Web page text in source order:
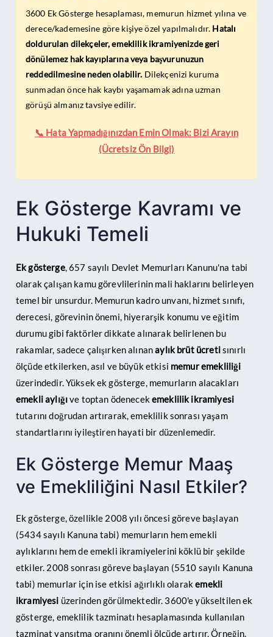
3600 Ek Gösterge hesaplaması, memurun hizmet yılına ve
derece/kademesine göre kişiye özel yapılmalıdır. Hatalı
doldurulan dilekçeler, emeklilik ikramiyenizde geri
dönülemez hak kayıplarına veya başvurunuzun
reddedilmesine neden olabilir. Dilekçenizi kuruma
sunmadan önce hak kaybı yaşamamak adına uzman
görüşü almanız tavsiye edilir.
📞 Hata Yapmadığınızdan Emin Olmak: Bizi Arayın
(Ücretsiz Ön Bilgi)
Ek Gösterge Kavramı ve
Hukuki Temeli
Ek gösterge, 657 sayılı Devlet Memurları Kanunu'na tabi
olarak çalışan kamu görevlilerinin mali haklarını belirleyen
temel bir unsurdur. Memurun kadro unvanı, hizmet sınıfı,
derecesi, görevinin önemi, hiyerarşik konumu ve eğitim
durumu gibi faktörler dikkate alınarak belirlenen bu
rakamlar, sadece çalışırken alınanaylık brüt ücretisınırlı
ölçüde etkilerken, asıl ve büyük etkisi memur emekliliği
üzerindedir. Yüksek ek gösterge, memurların alacakları
emekli aylığıve toptan ödenecekemeklilik ikramiyesi
tutarını doğrudan artırarak, emeklilik sonrası yaşam
standartlarını iyileştiren hayati bir düzenlemedir.
Ek Gösterge Memur Maaş
ve Emekliliğini Nasıl Etkiler?
Ek gösterge, özellikle 2008 yılı öncesi göreve başlayan
(5434 sayılı Kanuna tabi) memurların hem emekli
aylıklarını hem de emekli ikramiyelerini köklü bir şekilde
etkiler. 2008 sonrası göreve başlayan (5510 sayılı Kanuna
tabi) memurlar için ise etkisi ağırlıklı olarakemekli
ikramiyesi üzerinden görülmektedir. 3600'e yükseltilen ek
gösterge, emeklilik tazminatı hesaplamasında kullanılan
tazminat yansıtma oranını önemli ölçüde artırır. Örneğin,